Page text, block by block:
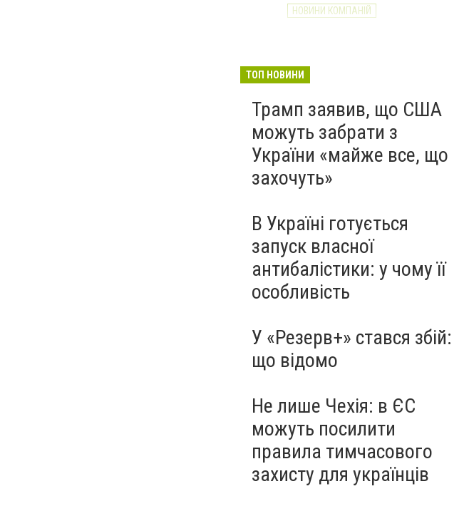
НОВИНИ КОМПАНІЙ
ТОП НОВИНИ
Трамп заявив, що США
можуть забрати з
України «майже все, що
захочуть»
В Україні готується
запуск власної
антибалістики: у чому її
особливість
У «Резерв+» стався збій:
що відомо
Не лише Чехія: в ЄС
можуть посилити
правила тимчасового
захисту для українців